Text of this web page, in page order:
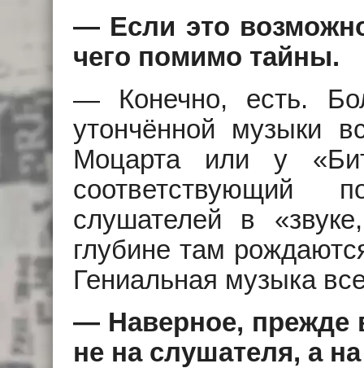
— Если это
чего помимо тайны.
— Конечно, есть.
утончённой музыки
Моцарта или у
соответствующий
слушателей в
глубине там
Гениальная музыка
— Наверное, прежде
не на слушателя, а